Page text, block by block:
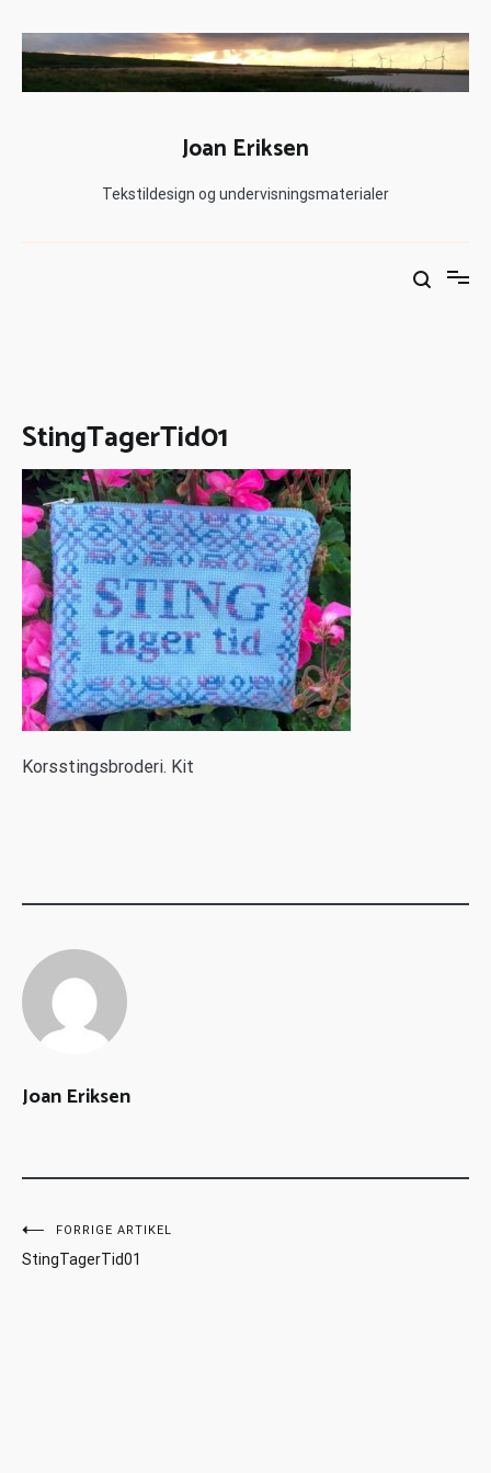
Joan Eriksen
Tekstildesign og undervisningsmaterialer
StingTagerTid01
Korsstingsbroderi. Kit
Joan Eriksen
FORRIGE ARTIKEL
StingTagerTid01